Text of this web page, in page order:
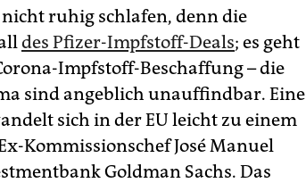
ruhig schlafen, denn die
des Pfizer-Impfstoff-Deals; es geht
Impfstoff-Beschaffung – die
sind angeblich unauffindbar. Eine
sich in der EU leicht zu einem
Kommissionschef José Manuel
Goldman Sachs. Das